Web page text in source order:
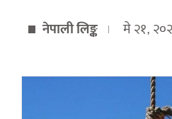
नेपाली लिङ्क मे २१,